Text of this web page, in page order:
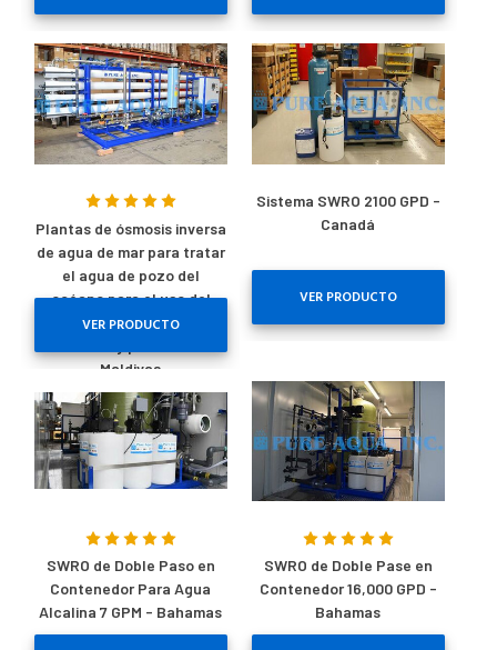
Plantas de ósmosis inversa
de agua de mar para tratar
el agua de pozo del
océano para el uso del
agua de los centros
Maldivas
VER PRODUCTO
Sistema SWRO 2100 GPD -
Canadá
VER PRODUCTO
SWRO de Doble Paso en
Contenedor Para Agua
Alcalina 7 GPM - Bahamas
SWRO de Doble Pase en
Contenedor 16,000 GPD -
Bahamas